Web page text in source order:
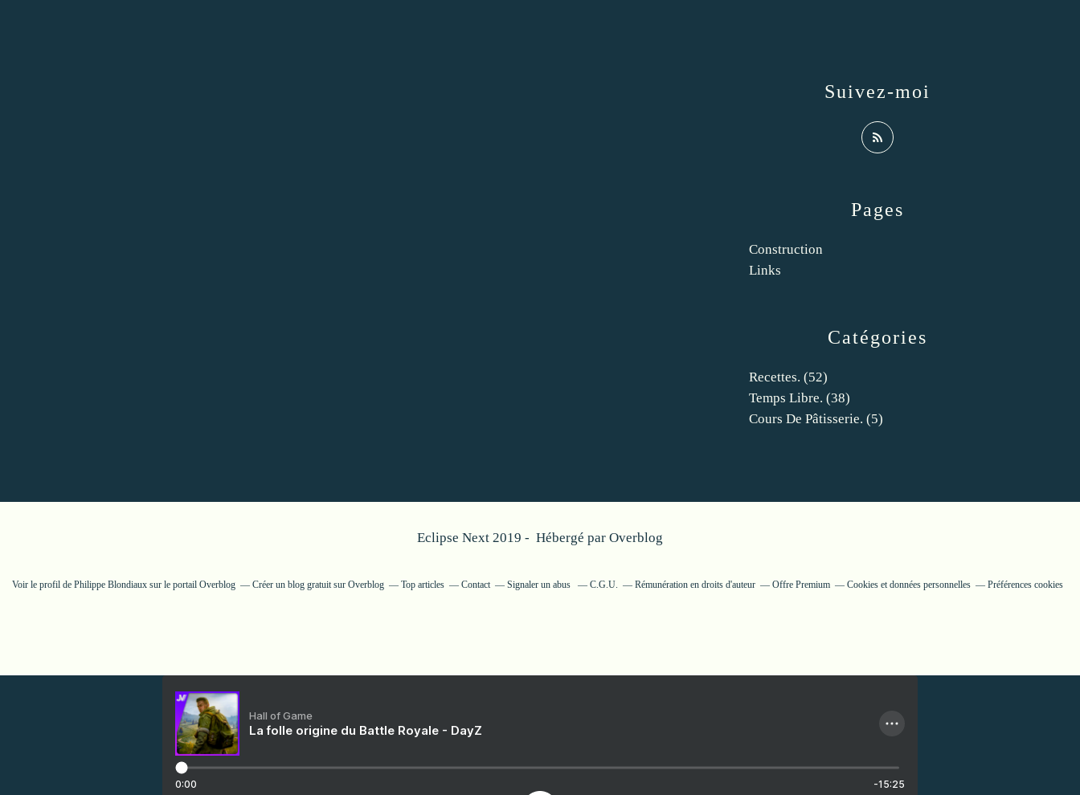
Catégories
Recettes. (52)
Temps Libre. (38)
Cours De Pâtisserie. (5)
Pages
Construction
Links
Suivez-moi
Eclipse Next 2019 - Hébergé par Overblog
Voir le profil de Philippe Blondiaux sur le portail Overblog Créer un blog gratuit sur Overblog Top articles Contact Signaler un abus C.G.U. Rémunération en droits d'auteur Offre Premium Cookies et données personnelles Préférences cookies
Hall of Game
La folle origine du Battle Royale - DayZ
0:00 -15:25